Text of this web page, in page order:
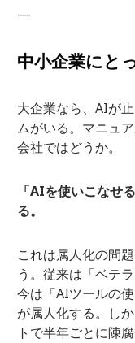
—
中小企業にと
大企業なら、AIが
ムがいる。マニュ
会社ではどうか。
「AIを使いこなせ
る。
これは属人化の問
う。従来は「ベテ
今は「AIツールの
が属人化する。し
トで半年ごとに陳腐